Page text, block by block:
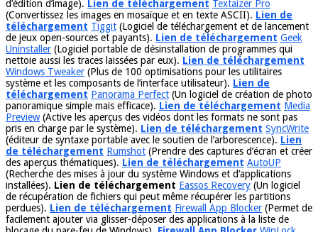
d’édition d’image). Lien de téléchargement Textaizer Pro
(Convertissez les images en mosaïque et en texte ASCII). Lien de
téléchargement Tiggit (Logiciel de téléchargement et de lancement
de jeux open-sources et payants). Lien de téléchargement Geek
Uninstaller (Logiciel portable de désinstallation de programmes qui
nettoie aussi les traces laissées par eux). Lien de téléchargement
Windows Tweaker (Plus de 100 optimisations pour les utilitaires
système et les composants de l’interface utilisateur). Lien de
téléchargement Panorama Perfect (Un logiciel de création de photo
panoramique simple mais efficace). Lien de téléchargement Media
Preview(Active les aperçus des vidéos dont les formats ne sont pas
pris en charge par le système). Lien de téléchargement SyncWrite
(éditeur de syntaxe portable avec le soutien de l’arborescence). Lien
de téléchargement Rumshot (Prendre des captures d’écran et créer
des aperçus thématiques). Lien de téléchargement AutoUP
(Recherche des mises à jour du système Windows et d’applications
installées). Lien de téléchargement Eassos Recovery (Un logiciel
de récupération de fichiers qui peut même récupérer les partitions
perdues). Lien de téléchargement Firewall App Blocker (Permet de
facilement ajouter via glisser-déposer des applications à la liste de